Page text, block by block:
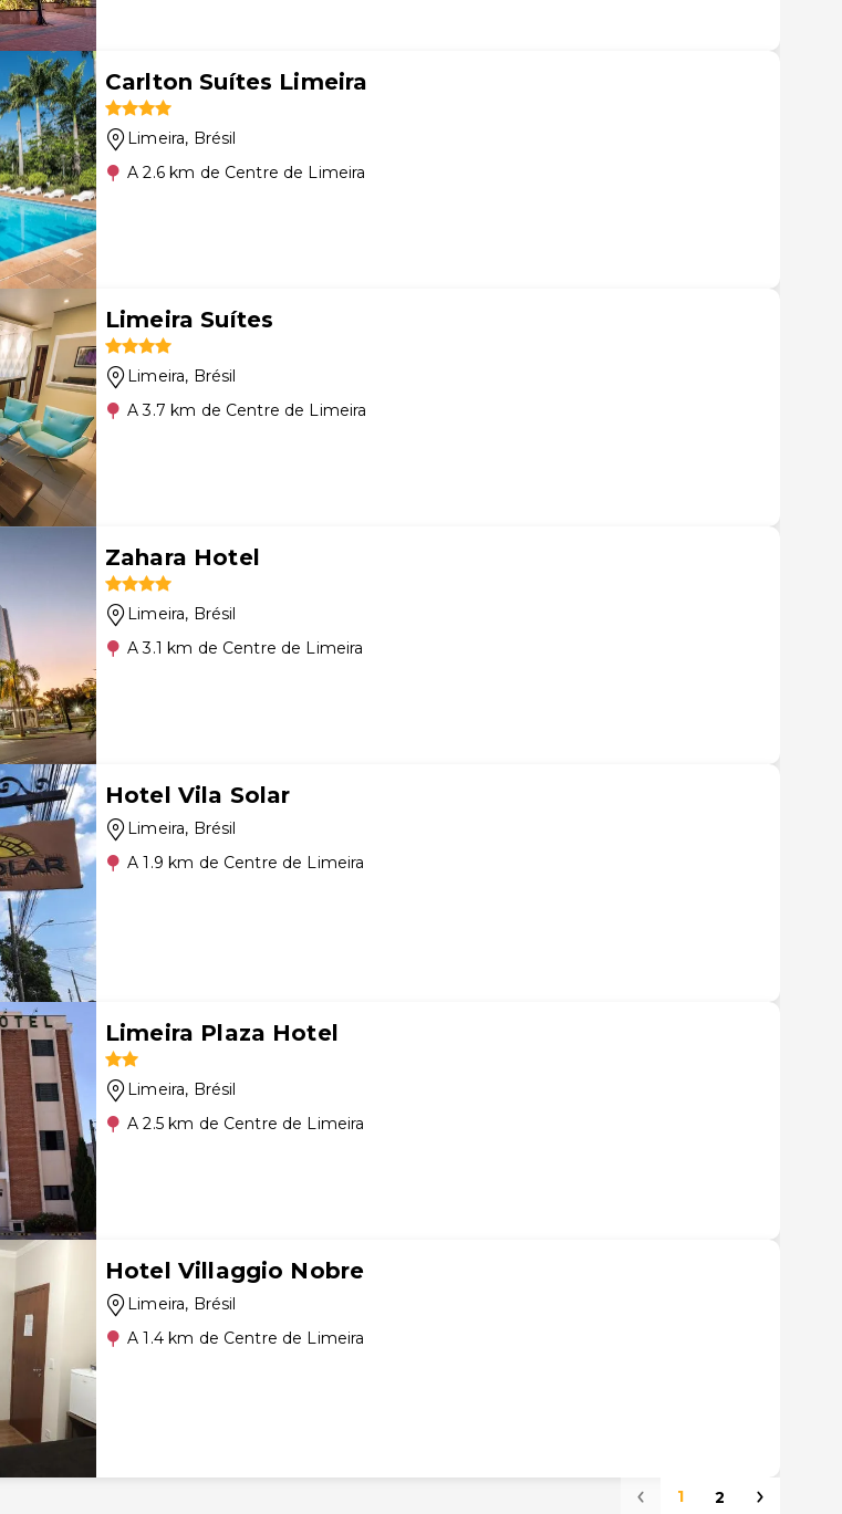
Carlton Suítes Limeira
Limeira, Brésil
A 2.6 km de Centre de Limeira
Limeira Suítes
Limeira, Brésil
A 3.7 km de Centre de Limeira
Zahara Hotel
Limeira, Brésil
A 3.1 km de Centre de Limeira
Hotel Vila Solar
Limeira, Brésil
A 1.9 km de Centre de Limeira
Limeira Plaza Hotel
Limeira, Brésil
A 2.5 km de Centre de Limeira
Hotel Villaggio Nobre
Limeira, Brésil
A 1.4 km de Centre de Limeira
1 2